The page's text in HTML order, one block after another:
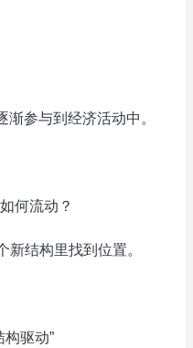
参与到经济活动中。
何流动？
结构里找到位置。
构驱动”